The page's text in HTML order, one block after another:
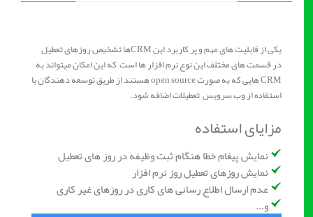
یکی از قابلیت های مهم و پر کاربرد این CRMها تشخیص روزهای تعطیل
در قسمت های مختلف این نوع نرم افزار ها است که این امکان میتواند به
CRM هایی که به صورت open source هستند از طریق توسعه دهندگان با
استفاده از وب سرویس تعطیلات اضافه شود.
مزایای استفاده
نمایش پیغام خطا هنگام ثبت وظیفه در روز های تعطیل
نمایش روزهای تعطیل روز نرم افزار
عدم ارسال اطلاع رسانی های کاری در روزهای غیر کاری
و...